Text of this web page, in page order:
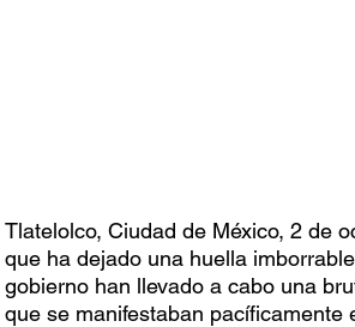
Tlatelolco, Ciudad de México, 2 de
que ha dejado una huella
gobierno han llevado a cabo una
que se manifestaban pacíficamente